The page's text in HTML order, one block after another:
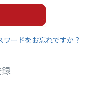
ワードをお忘れですか？